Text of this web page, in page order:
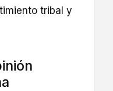
tribal y